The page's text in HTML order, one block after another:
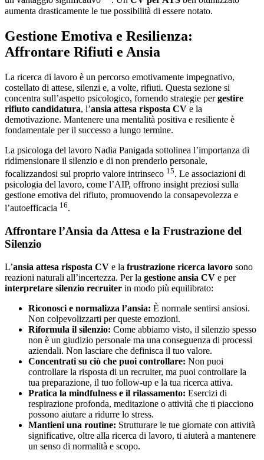
aumenta drasticamente le tue possibilità di essere notato.
Gestione Emotiva e Resilienza:
Affrontare Rifiuti e Ansia
La ricerca di lavoro è un percorso emotivamente impegnativo,
costellato di attese, silenzi e, a volte, rifiuti. Questa sezione si
concentra sull’aspetto psicologico, fornendo strategie pergestire
rifiuto candidatura, l’ansia attesa risposta CV e la
demotivazione. Mantenere una mentalità positiva e resiliente è
fondamentale per il successo a lungo termine.
La psicologa del lavoro Nadia Panigada sottolinea l’importanza di
ridimensionare il silenzio e di non prenderlo personale,
focalizzandosi sul proprio valore intrinseco 15. Le associazioni di
psicologia del lavoro, come l’AIP, offrono insight preziosi sulla
gestione emotiva del rifiuto, promuovendo la consapevolezza e
l’autoefficacia 16.
Affrontare l’Ansia da Attesa e la Frustrazione del
Silenzio
L’ansia attesa risposta CV e la frustrazione ricerca lavoro sono
reazioni naturali all’incertezza. Per la gestione ansia CV e per
interpretare silenzio recruiter in modo più equilibrato:
Riconosci e normalizza l’ansia: È normale sentirsi ansiosi.
Non colpevolizzarti per queste emozioni.
Riformula il silenzio: Come abbiamo visto, il silenzio spesso
non è un giudizio personale ma una conseguenza di processi
aziendali. Non lasciare che definisca il tuo valore.
Concentrati su ciò che puoi controllare: Non puoi
controllare la risposta di un recruiter, ma puoi controllare la
tua preparazione, il tuo follow-up e la tua ricerca attiva.
Pratica la mindfulness e il rilassamento: Esercizi di
respirazione profonda, meditazione o attività che ti piacciono
possono aiutare a ridurre lo stress.
Mantieni una routine: Strutturare le tue giornate con attività
significative, oltre alla ricerca di lavoro, ti aiuterà a mantenere
un senso di normalità e scopo.